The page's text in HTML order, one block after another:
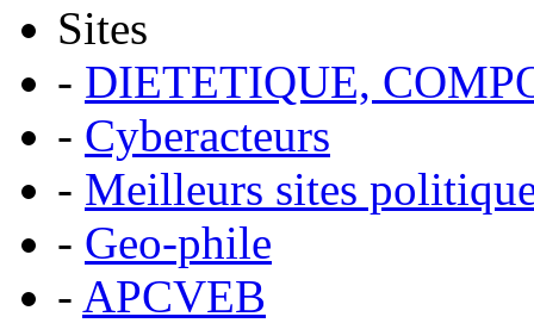
Sites
- DIETETIQUE,
- Cyberacteurs
- Meilleurs sites
- Geo-phile
- APCVEB